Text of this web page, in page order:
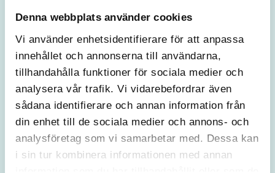
Denna webbplats använder cookies
Vi använder enhetsidentifierare för att anpassa
innehållet och annonserna till användarna,
tillhandahålla funktioner för sociala medier och
analysera vår trafik. Vi vidarebefordrar även
sådana identifierare och annan information från
din enhet till de sociala medier och annons- och
analysföretag som vi samarbetar med. Dessa kan
i sin tur kombinera informationen med annan
KOMMANDE TILLFÄLLEN